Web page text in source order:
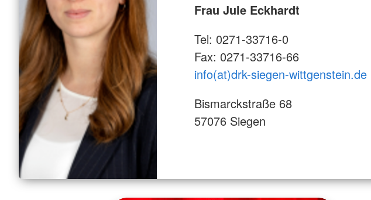
Frau Jule Eckhardt
Tel: 0271-33716-0
Fax: 0271-33716-66
info(at)drk-siegen-wittgenstein.de
Bismarckstraße 68
57076 Siegen